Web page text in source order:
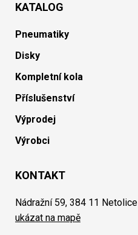
KATALOG
Pneumatiky
Disky
Kompletní kola
Příslušenství
Výprodej
Výrobci
KONTAKT
Nádražní 59, 384 11 Netolice
ukázat na mapě